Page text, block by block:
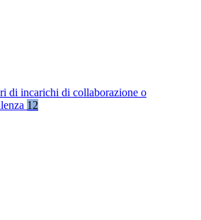
di incarichi di collaborazione o
12